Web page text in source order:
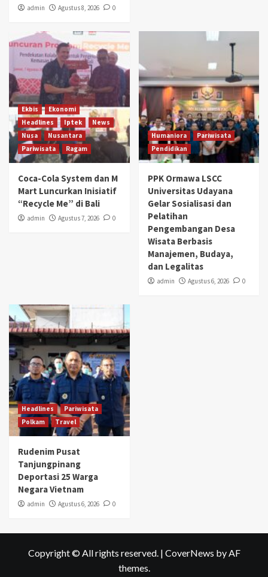
admin Agustus 8, 2026 0
Ekbis
Ekonomi
Headlines
Iptek
News
Nusa
Nusantara
Pariwisata
Ragam
Coca-Cola System dan M
Mart Luncurkan Inisiatif
“Recycle Me” di Bali
admin Agustus 7, 2026 0
Humaniora
Pariwisata
Pendidikan
PPK Ormawa LSCC
Universitas Udayana
Gelar Sosialisasi dan
Pelatihan
Pengembangan Desa
Wisata Berbasis
Manajemen, Budaya,
dan Legalitas
admin Agustus 6, 2026 0
Headlines
Pariwisata
Polkam
Travel
Rudenim Pusat
Tanjungpinang
Deportasi 25 Warga
Negara Vietnam
admin Agustus 6, 2026 0
Copyright © All rights reserved. | CoverNews by AF
themes.